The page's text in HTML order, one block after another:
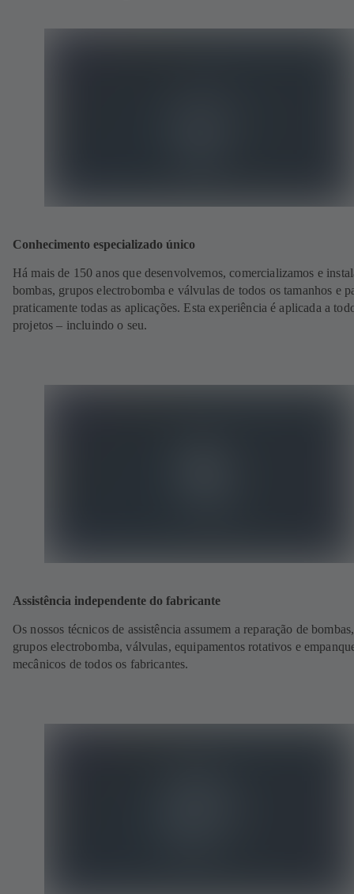
Conhecimento especializado único
Há mais de 150 anos que desenvolvemos, comercializamos e
bombas, grupos electrobomba e válvulas de todos os tamanhos e
praticamente todas as aplicações. Esta experiência é aplicada a
projetos – incluindo o seu.
Assistência independente do fabricante
Os nossos técnicos de assistência assumem a reparação de bombas,
grupos electrobomba, válvulas, equipamentos rotativos e
mecânicos de todos os fabricantes.